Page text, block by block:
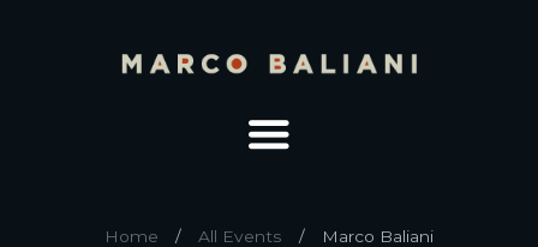
Home All Events Marco Baliani